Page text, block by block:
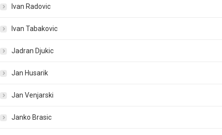
Ivan Radovic
Ivan Tabakovic
Jadran Djukic
Jan Husarik
Jan Venjarski
Janko Brasic